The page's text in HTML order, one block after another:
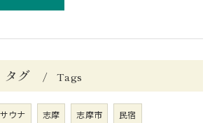
タグ Tags
サウナ 志摩 志摩市
民宿